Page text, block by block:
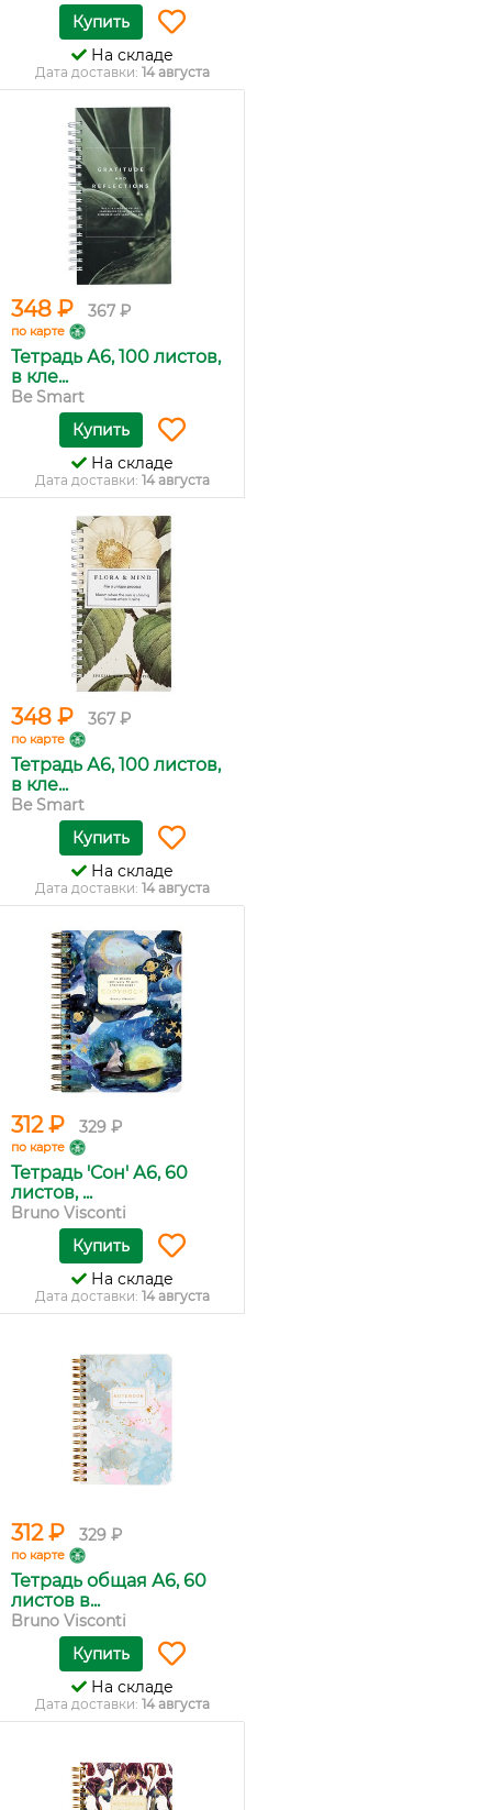
Купить
На складе
Дата доставки: 14 августа
348 ₽ 367 ₽
по карте
Тетрадь А6, 100 листов,
в кле...
Be Smart
Купить
На складе
Дата доставки: 14 августа
348 ₽ 367 ₽
по карте
Тетрадь А6, 100 листов,
в кле...
Be Smart
Купить
На складе
Дата доставки: 14 августа
312 ₽ 329 ₽
по карте
Тетрадь 'Сон' А6, 60
листов, ...
Bruno Visconti
Купить
На складе
Дата доставки: 14 августа
312 ₽ 329 ₽
по карте
Тетрадь общая А6, 60
листов в...
Bruno Visconti
Купить
На складе
Дата доставки: 14 августа